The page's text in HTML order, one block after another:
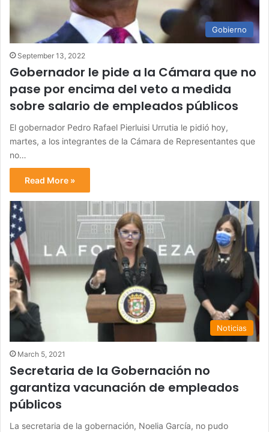
Gobierno
September 13, 2022
Gobernador le pide a la Cámara que no
pase por encima del veto a medida
sobre salario de empleados públicos
El gobernador Pedro Rafael Pierluisi Urrutia le pidió hoy,
martes, a los integrantes de la Cámara de Representantes que
no…
Read More »
Noticias
March 5, 2021
Secretaria de la Gobernación no
garantiza vacunación de empleados
públicos
La secretaria de la gobernación, Noelia García, no pudo